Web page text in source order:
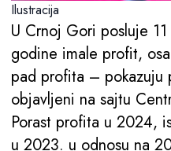
Ilustracija
U Crnoj Gori posluje
godine imale profit,
pad profita – pokazuju
objavljeni na sajtu
Porast profita u 2024,
u 2023. u odnosu na